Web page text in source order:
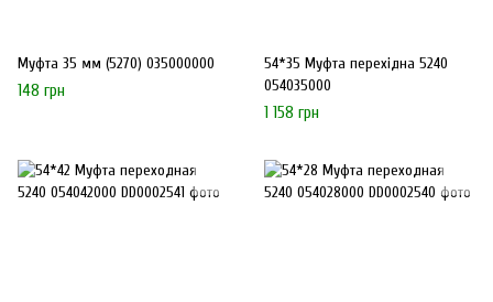
Муфта 35 мм (5270) 035000000
148 грн
54*35 Муфта перехiдна 5240
054035000
1 158 грн